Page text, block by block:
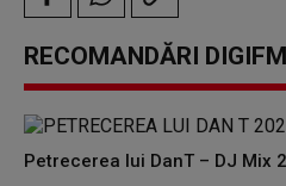
RECOMANDĂRI DIGIFM
Petrecerea lui DanT – DJ Mix